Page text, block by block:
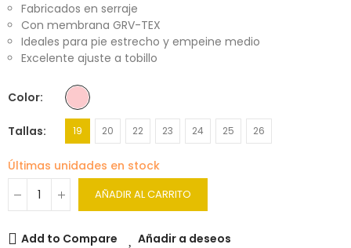
Fabricados en serraje
Con membrana GRV-TEX
Ideales para pie estrecho y empeine medio
Excelente ajuste a tobillo
Color
Tallas 19 20 22 23 24 25 26
Últimas unidades en stock
AÑADIR AL CARRITO
Add to Compare Añadir a deseos